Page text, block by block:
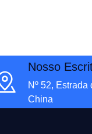
Nosso
Nº 52,
China